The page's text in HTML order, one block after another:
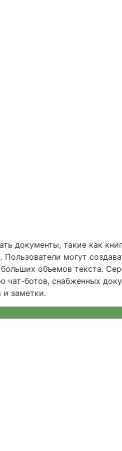
документы, такие как
могут
объемов текста.
ботов, снабженных
и заметки.